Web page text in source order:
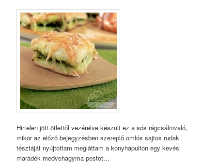
Hirtelen jött ötlettől vezérelve készült ez a sós rágcsálnivaló,
mikor az előző bejegyzésben szereplő omlós sajtos rudak
tésztáját nyújtottam megláttam a konyhapulton egy kevés
maradék medvehagyma pestot…